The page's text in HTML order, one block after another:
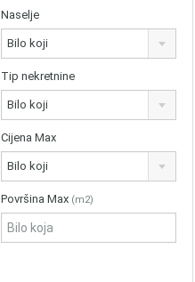
Naselje
Bilo koji
Tip nekretnine
Bilo koji
Cijena Max
Bilo koji
Površina Max (m2)